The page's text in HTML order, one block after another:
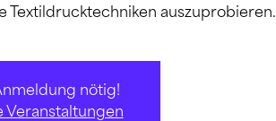
Textildrucktechniken auszuprobieren.
nötig!
Veranstaltungen